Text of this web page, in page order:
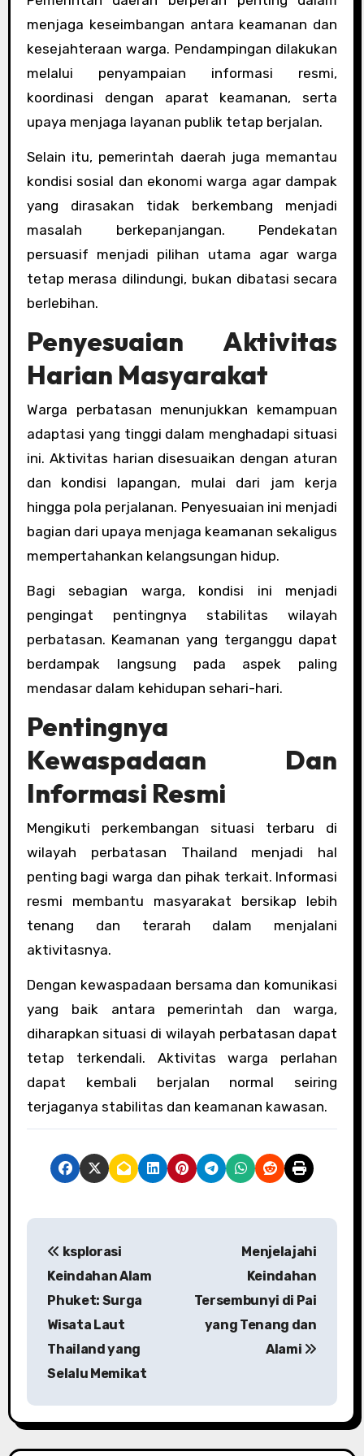
menjaga keseimbangan antara keamanan dan
kesejahteraan warga. Pendampingan dilakukan
melalui penyampaian informasi resmi,
koordinasi dengan aparat keamanan, serta
upaya menjaga layanan publik tetap berjalan.
Selain itu, pemerintah daerah juga memantau
kondisi sosial dan ekonomi warga agar dampak
yang dirasakan tidak berkembang menjadi
masalah berkepanjangan. Pendekatan
persuasif menjadi pilihan utama agar warga
tetap merasa dilindungi, bukan dibatasi secara
berlebihan.
Penyesuaian Aktivitas
Harian Masyarakat
Warga perbatasan menunjukkan kemampuan
adaptasi yang tinggi dalam menghadapi situasi
ini. Aktivitas harian disesuaikan dengan aturan
dan kondisi lapangan, mulai dari jam kerja
hingga pola perjalanan. Penyesuaian ini menjadi
bagian dari upaya menjaga keamanan sekaligus
mempertahankan kelangsungan hidup.
Bagi sebagian warga, kondisi ini menjadi
pengingat pentingnya stabilitas wilayah
perbatasan. Keamanan yang terganggu dapat
berdampak langsung pada aspek paling
mendasar dalam kehidupan sehari-hari.
Pentingnya
Kewaspadaan Dan
Informasi Resmi
Mengikuti perkembangan situasi terbaru di
wilayah perbatasan Thailand menjadi hal
penting bagi warga dan pihak terkait. Informasi
resmi membantu masyarakat bersikap lebih
tenang dan terarah dalam menjalani
aktivitasnya.
Dengan kewaspadaan bersama dan komunikasi
yang baik antara pemerintah dan warga,
diharapkan situasi di wilayah perbatasan dapat
tetap terkendali. Aktivitas warga perlahan
dapat kembali berjalan normal seiring
terjaganya stabilitas dan keamanan kawasan.
P
a
v
ksplorasi
Keindahan Alam
Phuket: Surga
Wisata Laut
Thailand yang
Selalu Memikat
Menjelajahi
Keindahan
Tersembunyi di Pai
yang Tenang dan
Alami